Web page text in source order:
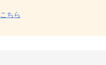
こちら